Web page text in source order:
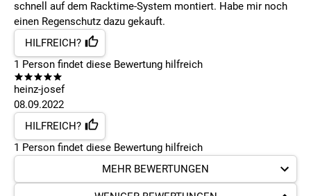
schnell auf dem Racktime-System montiert. Habe mir noch
einen Regenschutz dazu gekauft.
HILFREICH?
1 Person findet diese Bewertung hilfreich
heinz-josef
08.09.2022
HILFREICH?
1 Person findet diese Bewertung hilfreich
MEHR BEWERTUNGEN